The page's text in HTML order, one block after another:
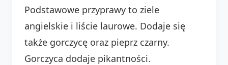
Podstawowe przyprawy to ziele
angielskie i liście laurowe. Dodaje się
także gorczycę oraz pieprz czarny.
Gorczyca dodaje pikantności.